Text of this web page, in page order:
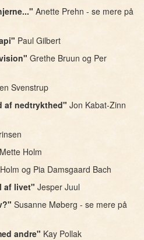
Anette Prehn - se mere på
Paul Gilbert
Grethe Bruun og Per
Svenstrup
af nedtrykthed" Jon Kabat-Zinn
Mette Holm
og Pia Damsgaard Bach
af livet" Jesper Juul
Susanne Møberg - se mere på
andre" Kay Pollak